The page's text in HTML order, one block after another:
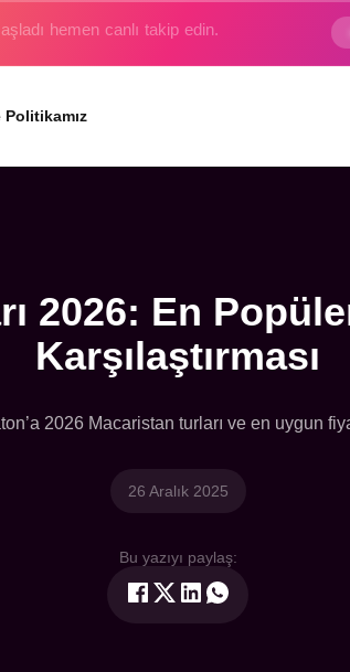
hayali gerçek oluyor.
Politikamız
2026: En
Karşılaştırması
2026 Macaristan turları ve en uygun
26 Aralık 2025
Bu yazıyı paylaş: